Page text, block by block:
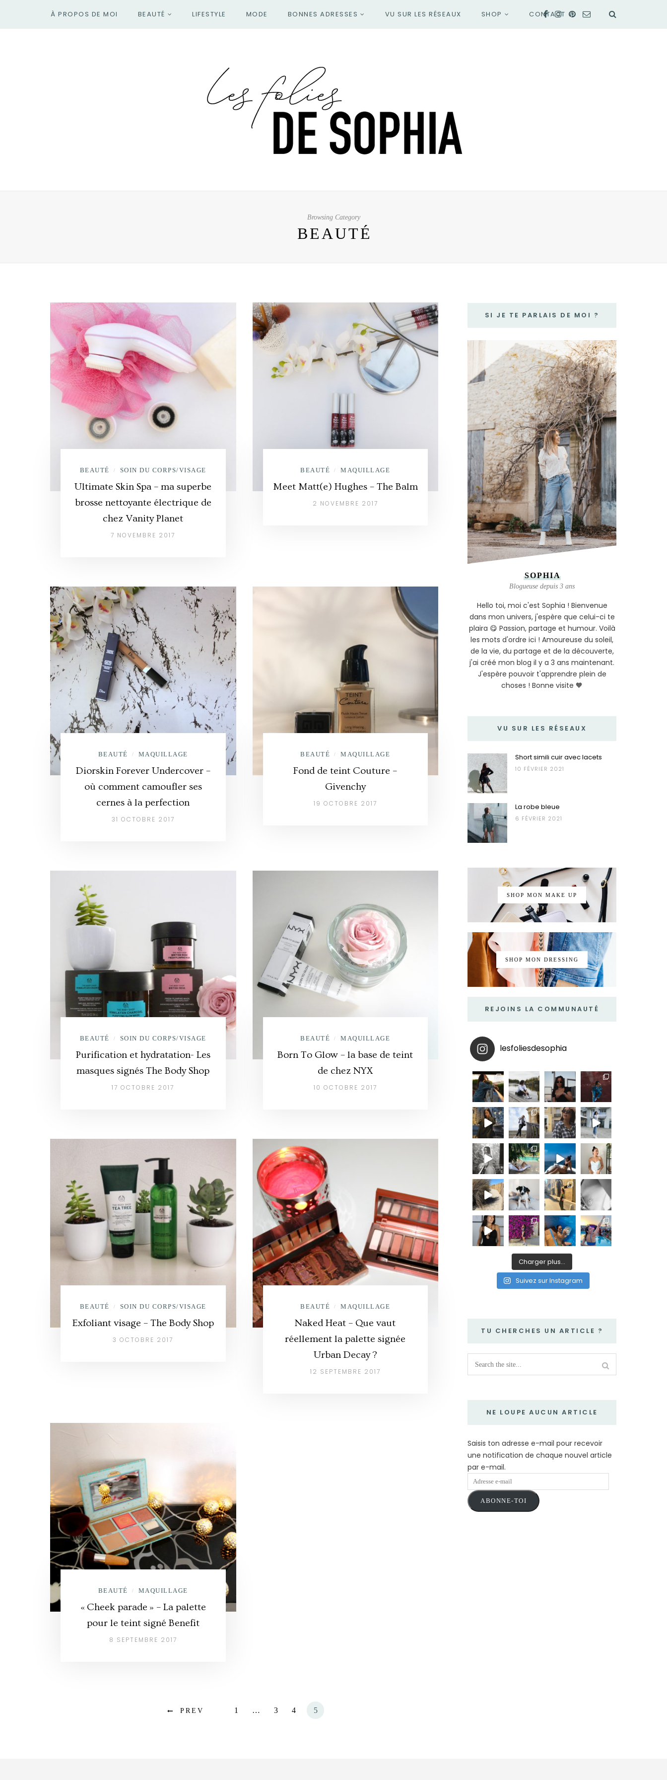
À PROPOS DE MOI BEAUTÉ LIFESTYLE MODE BONNES ADRESSES VU SUR LES RÉSEAUX SHOP CONTACT
Browsing Category
BEAUTÉ
BEAUTÉ / SOIN DU CORPS/VISAGE
Ultimate Skin Spa – ma superbe
brosse nettoyante électrique de
chez Vanity Planet
7 NOVEMBRE 2017
BEAUTÉ / MAQUILLAGE
Meet Matt(e) Hughes – The Balm
2 NOVEMBRE 2017
BEAUTÉ / MAQUILLAGE
Diorskin Forever Undercover –
où comment camoufler ses
cernes à la perfection
31 OCTOBRE 2017
BEAUTÉ / MAQUILLAGE
Fond de teint Couture –
Givenchy
19 OCTOBRE 2017
BEAUTÉ / SOIN DU CORPS/VISAGE
Purification et hydratation- Les
masques signés The Body Shop
17 OCTOBRE 2017
BEAUTÉ / MAQUILLAGE
Born To Glow – la base de teint
de chez NYX
10 OCTOBRE 2017
BEAUTÉ / SOIN DU CORPS/VISAGE
Exfoliant visage – The Body Shop
3 OCTOBRE 2017
BEAUTÉ / MAQUILLAGE
Naked Heat – Que vaut
réellement la palette signée
Urban Decay ?
12 SEPTEMBRE 2017
BEAUTÉ / MAQUILLAGE
« Cheek parade » – La palette
pour le teint signé Benefit
8 SEPTEMBRE 2017
PREV 1 … 3 4 5
SI JE TE PARLAIS DE MOI ?
SOPHIA
Blogueuse depuis 3 ans
Hello toi, moi c'est Sophia ! Bienvenue
dans mon univers, j'espère que celui-ci te
plaira 😋 Passion, partage et humour. Voilà
les mots d'ordre ici ! Amoureuse du soleil,
de la vie, du partage et de la découverte,
j'ai créé mon blog il y a 3 ans maintenant.
J'espère pouvoir t'apprendre plein de
choses ! Bonne visite 🧡
VU SUR LES RÉSEAUX
Short simili cuir avec lacets
10 FÉVRIER 2021
La robe bleue
6 FÉVRIER 2021
SHOP MON MAKE UP
SHOP MON DRESSING
REJOINS LA COMMUNAUTÉ
lesfoliesdesophia
Charger plus…
Suivez sur Instagram
TU CHERCHES UN ARTICLE ?
NE LOUPE AUCUN ARTICLE
Saisis ton adresse e-mail pour recevoir
une notification de chaque nouvel article
par e-mail.
Adresse
e-
mailABONNE-TOI